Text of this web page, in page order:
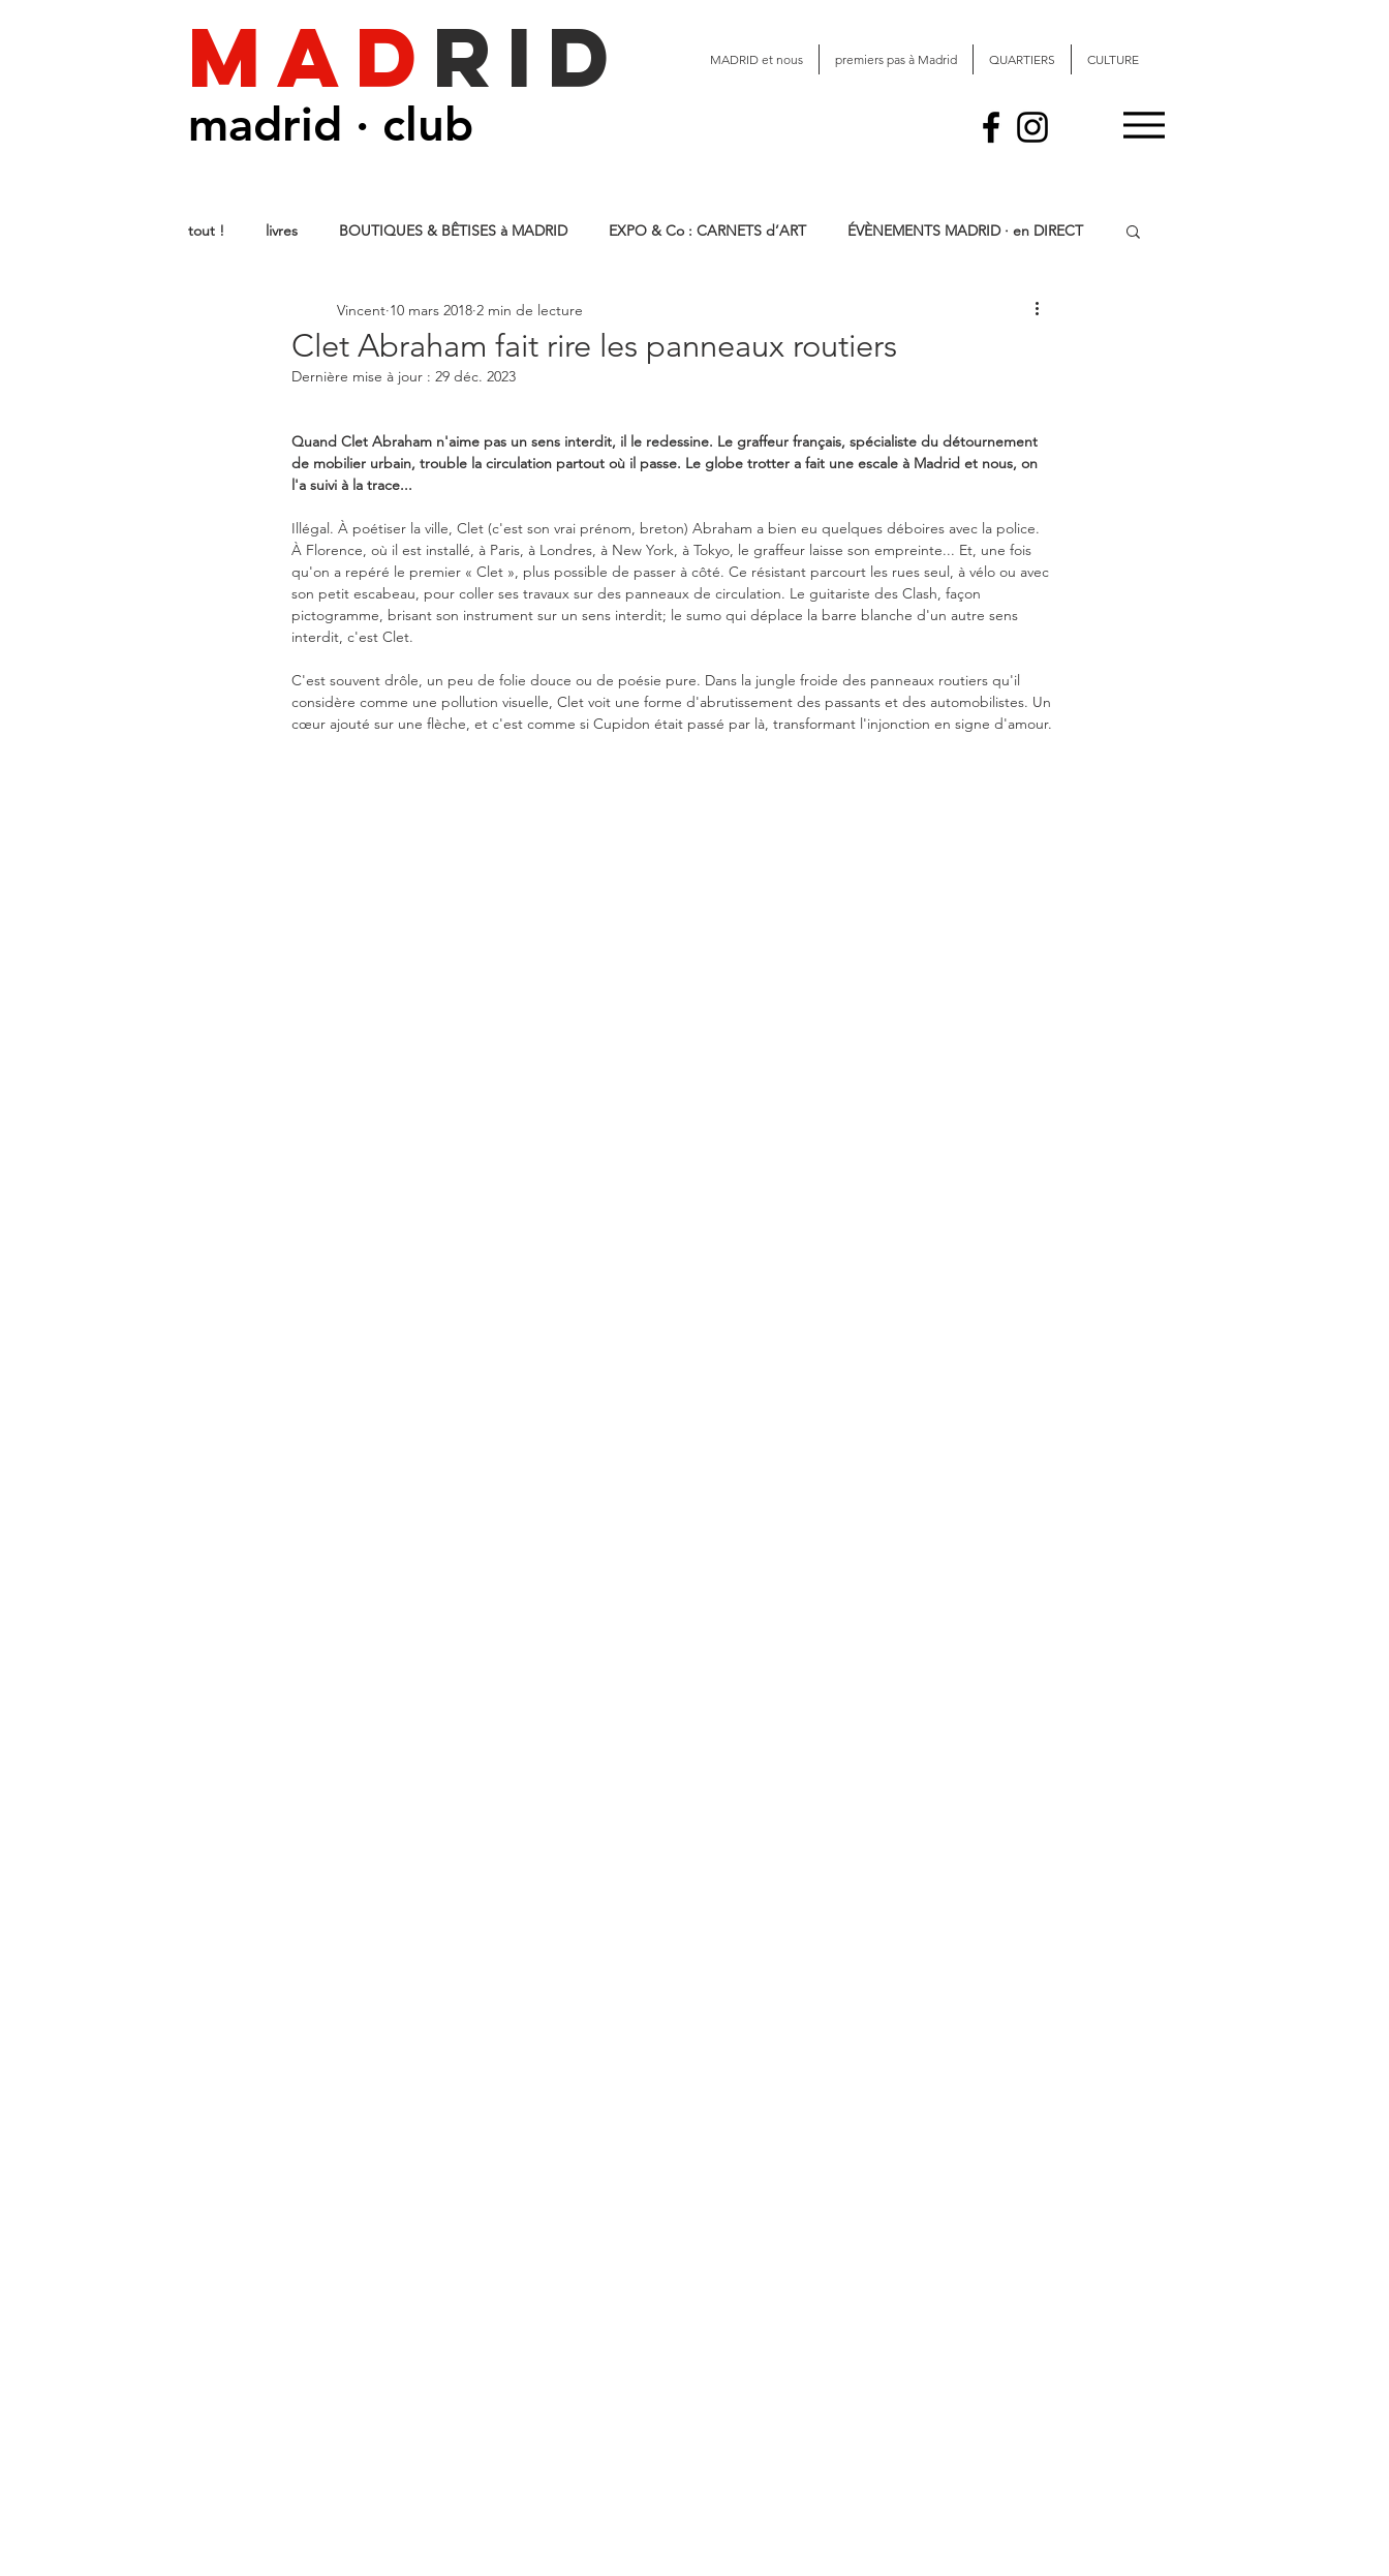
mad rid
madrid · club
MADRID et nous premiers pas à Madrid QUARTIERS CULTURE
tout ! livres BOUTIQUES & BÊTISES à MADRID EXPO & Co : CARNETS d’ART ÉVÈNEMENTS MADRID · en DIRECT
MADRID : CHEFS-d'ŒUVRE sans horaire Madrid · architecture, patrimoine MADRID · MANGER, BOIRE, RECOMMENCER
Clet Abraham fait rire les panneaux routiers
Vincent 10 mars 2018 2 min de lecture
Dernière mise à jour : 29 déc. 2023
Quand Clet Abraham n'aime pas un sens interdit, il le redessine. Le graffeur français, spécialiste du détournement
de mobilier urbain, trouble la circulation partout où il passe. Le globe trotter a fait une escale à Madrid et nous, on
l'a suivi à la trace...
Illégal. À poétiser la ville, Clet (c'est son vrai prénom, breton) Abraham a bien eu quelques déboires avec la police.
À Florence, où il est installé, à Paris, à Londres, à New York, à Tokyo, le graffeur laisse son empreinte... Et, une fois
qu'on a repéré le premier « Clet », plus possible de passer à côté. Ce résistant parcourt les rues seul, à vélo ou avec
son petit escabeau, pour coller ses travaux sur des panneaux de circulation. Le guitariste des Clash, façon
pictogramme, brisant son instrument sur un sens interdit; le sumo qui déplace la barre blanche d'un autre sens
interdit, c'est Clet.
C'est souvent drôle, un peu de folie douce ou de poésie pure. Dans la jungle froide des panneaux routiers qu'il
considère comme une pollution visuelle, Clet voit une forme d'abrutissement des passants et des automobilistes. Un
cœur ajouté sur une flèche, et c'est comme si Cupidon était passé par là, transformant l'injonction en signe d'amour.